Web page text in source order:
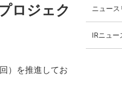
ニュース
IRニュー
ロジェク
）を推進してお
IRライブラリ
ディスクロージャーポ